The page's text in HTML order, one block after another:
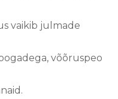
vaikib julmade
võõruspeo